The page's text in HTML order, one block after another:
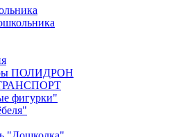
ПОЛИДРОН
ТРАНСПОРТ
фигурки"